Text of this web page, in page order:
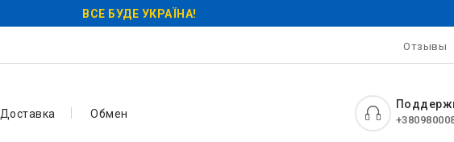
ВСЕ БУДЕ УКРАЇНА!
Отзывы
Доставка Обмен